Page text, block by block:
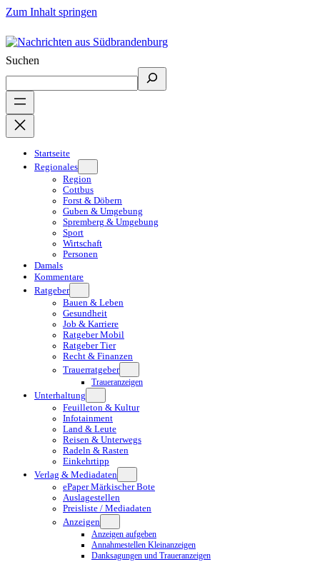
Zum Inhalt springen
Suchen
Startseite
Regionales
Region
Cottbus
Forst & Döbern
Guben & Umgebung
Spremberg & Umgebung
Sport
Wirtschaft
Personen
Damals
Kommentare
Ratgeber
Bauen & Leben
Gesundheit
Job & Karriere
Ratgeber Mobil
Ratgeber Tier
Recht & Finanzen
Trauerratgeber
Traueranzeigen
Unterhaltung
Feuilleton & Kultur
Infotainment
Land & Leute
Reisen & Unterwegs
Radeln & Rasten
Einkehrtipp
Verlag & Mediadaten
ePaper Märkischer Bote
Auslagestellen
Preisliste / Mediadaten
Anzeigen
Anzeigen aufgeben
Annahmestellen Kleinanzeigen
Danksagungen und Traueranzeigen